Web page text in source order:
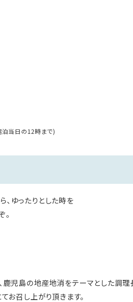
当日の12時まで)
ゆったりとした時を
。
の地産地消をテーマとした調理
お召し上がり頂きます。